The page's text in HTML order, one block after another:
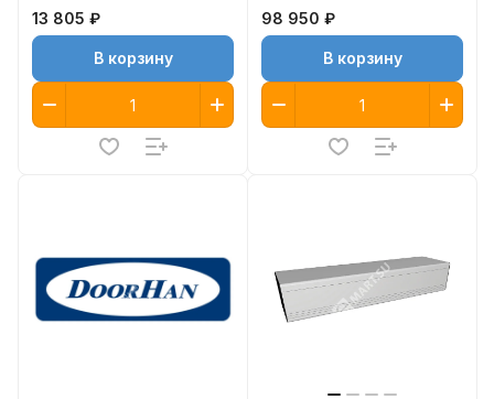
13 805 ₽
В корзину
98 950 ₽
В корзину